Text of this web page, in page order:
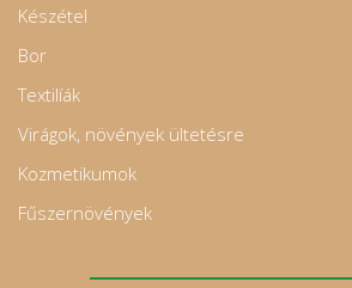
Készétel
Bor
Textilíák
Virágok, növények ültetésre
Kozmetikumok
Fűszernövények